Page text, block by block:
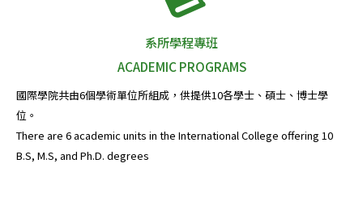
系所學程專班
ACADEMIC PROGRAMS
國際學院共由6個學術單位所組成，供提供10各學士、碩士、博士學
位。
There are 6 academic units in the International College offering 10
B.S, M.S, and Ph.D. degrees